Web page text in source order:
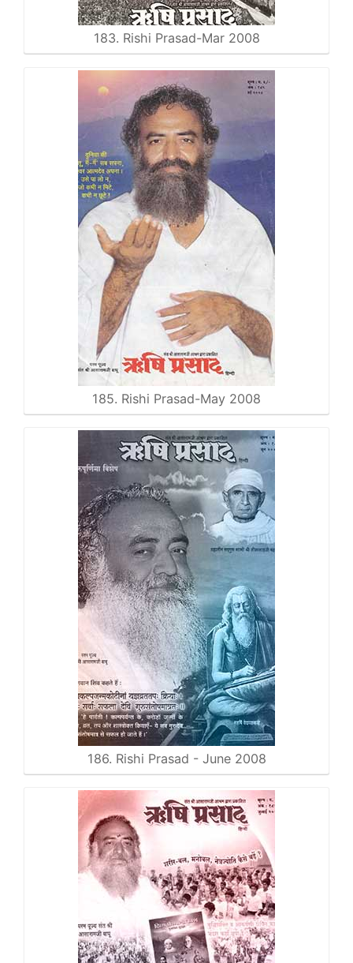
183. Rishi Prasad-Mar 2008
185. Rishi Prasad-May 2008
186. Rishi Prasad - June 2008